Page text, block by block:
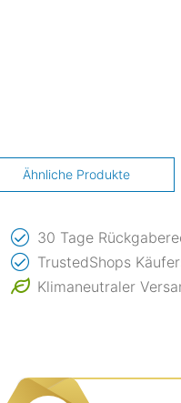
Ähnliche Produkte
30 Tage
TrustedShops
Klimaneutraler